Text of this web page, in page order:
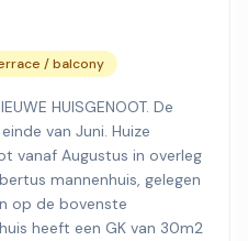
/ balcony
HUISGENOOT. De
van Juni. Huize
vanaf Augustus in overleg
mannenhuis, gelegen
op de bovenste
heeft een GK van 30m2